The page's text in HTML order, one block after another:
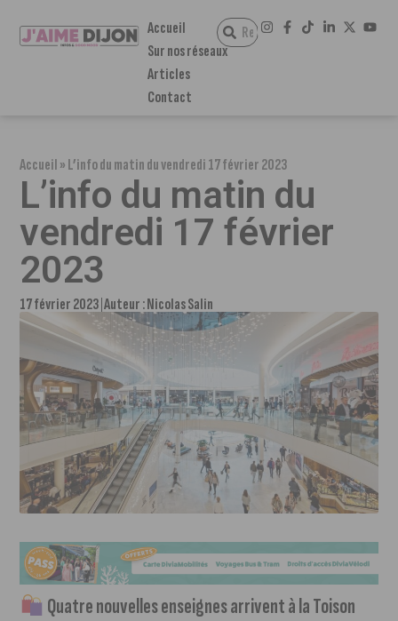
Accueil
Sur nos réseaux
Articles
Contact
Accueil»L’info du matin du vendredi 17 février 2023
L’info du matin du
vendredi 17 février
2023
17 février 2023 Auteur :Nicolas Salin
Quatre nouvelles enseignes arrivent à la Toison